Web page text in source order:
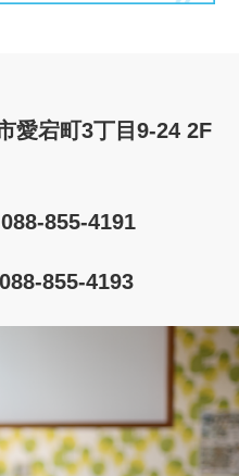
愛宕町3丁目9-24 2F
088-855-4191
855-4193